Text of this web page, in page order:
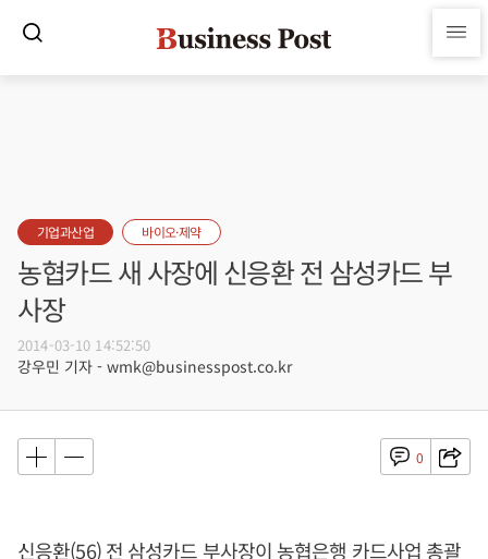
기업과산업 바이오·제약
농협카드 새 사장에 신응환 전 삼성카드 부
사장
2014-03-10 14:52:50
강우민 기자 - wmk@businesspost.co.kr
0
신응환(56) 전 삼성카드 부사장이 농협은행 카드사업 총괄